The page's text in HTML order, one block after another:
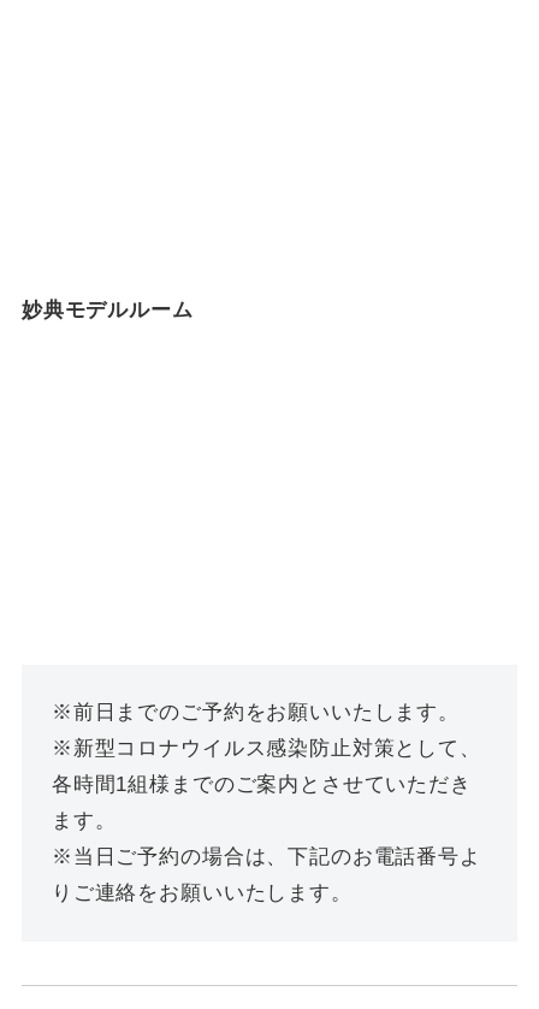
妙典モデルルーム
※前日までのご予約をお願いいたします。
※新型コロナウイルス感染防止対策として、
各時間1組様までのご案内とさせていただき
ます。
※当日ご予約の場合は、下記のお電話番号よ
りご連絡をお願いいたします。